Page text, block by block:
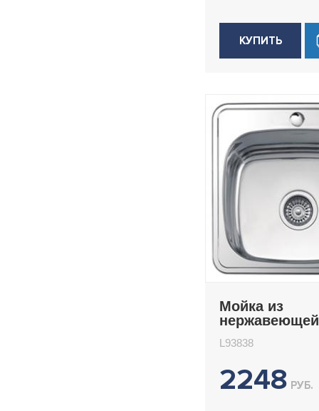
КУПИТЬ
Мойка из
Ledeme
L93838
2248 РУБ.